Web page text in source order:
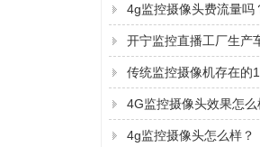
连手机
4g监控摄像头费流量吗
开宁监控直播工厂生产
传统监控摄像机存在的
弊端！
4G监控摄像头效果怎么
4g监控摄像头怎么样？